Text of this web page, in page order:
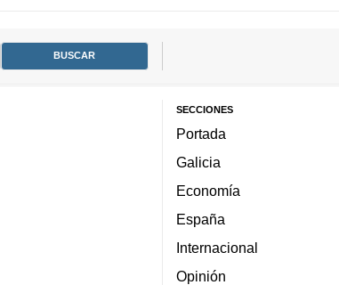
SECCIONES
Portada
Galicia
Economía
España
Internacional
Opinión